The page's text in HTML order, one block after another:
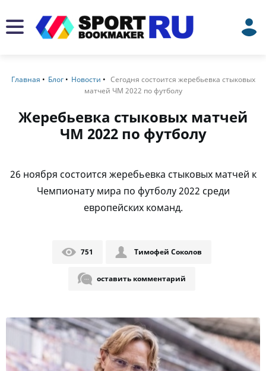
Главная Блог Новости
Сегодня состоится жеребьевка стыковых
матчей ЧМ 2022 по футболу
Жеребьевка стыковых матчей
ЧМ 2022 по футболу
26 ноября состоится жеребьевка стыковых матчей к
Чемпионату мира по футболу 2022 среди
европейских команд.
751 Тимофей Соколов
оставить комментарий